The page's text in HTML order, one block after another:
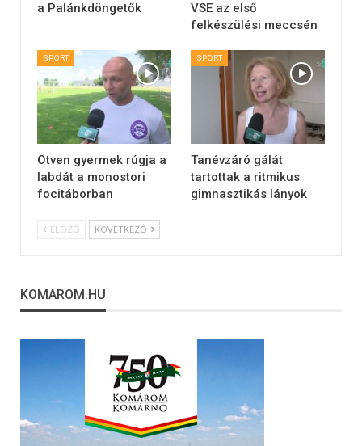
a Palánkdöngetők
VSE az első
felkészülési meccsén
SPORT
Ötven gyermek rúgja a
labdát a monostori
focitáborban
SPORT
Tanévzáró gálát
tartottak a ritmikus
gimnasztikás lányok
ELŐZŐ KÖVETKEZŐ
KOMAROM.HU